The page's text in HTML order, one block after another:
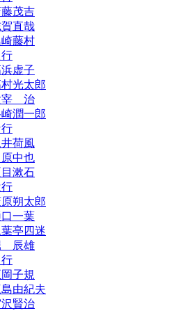
茂吉
直哉
藤村
虚子
光太郎
宰 治
潤一郎
荷風
中也
漱石
朔太郎
一葉
葉亭四迷
辰雄
行
子規
由紀夫
賢治